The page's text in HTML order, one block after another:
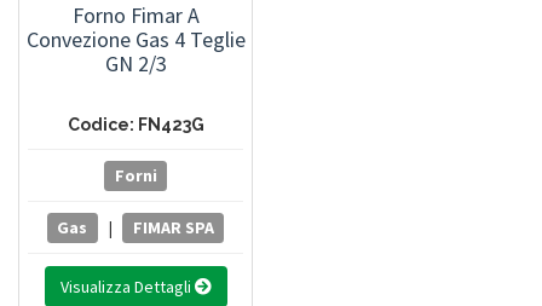
Forno Fimar A
Convezione Gas 4 Teglie
GN 2/3
Codice: FN423G
Forni
Gas | FIMAR SPA
Visualizza Dettagli